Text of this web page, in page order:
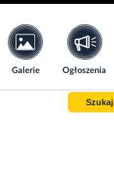
Galerie Ogłoszenia
Szukaj